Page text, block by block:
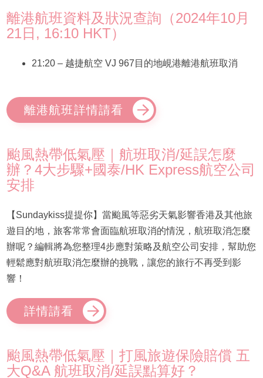
離港航班資料及狀況查詢（2024年10月
21日, 16:10 HKT）
21:20 – 越捷航空 VJ 967目的地峴港離港航班取消
離港航班詳情請看
颱風熱帶低氣壓｜航班取消/延誤怎麼
辦？4大步驟+國泰/HK Express航空公司
安排
【Sundaykiss提提你】當颱風等惡劣天氣影響香港及其他旅
遊目的地，旅客常常會面臨航班取消的情況，航班取消怎麼
辦呢？編輯將為您整理4步應對策略及航空公司安排，幫助您
輕鬆應對航班取消怎麼辦的挑戰，讓您的旅行不再受到影
響！
詳情請看
颱風熱帶低氣壓｜打風旅遊保險賠償 五
大Q&A 航班取消/延誤點算好？